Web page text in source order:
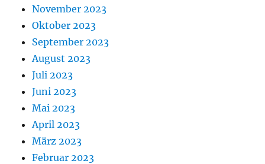
November 2023
Oktober 2023
September 2023
August 2023
Juli 2023
Juni 2023
Mai 2023
April 2023
März 2023
Februar 2023